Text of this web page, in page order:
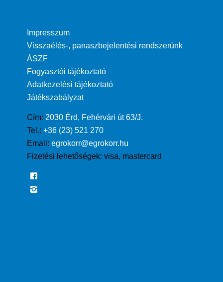
Impresszum
Visszaélés-, panaszbejelentési rendszerünk
ÁSZF
Fogyasztói tájékoztató
Adatkezelési tájékoztató
Játékszabályzat
Cím: 2030 Érd, Fehérvári út 63/J.
Tel.: +36 (23) 521 270
Email: egrokorr@egrokorr.hu
Fizetési lehetőségek: visa, mastercard